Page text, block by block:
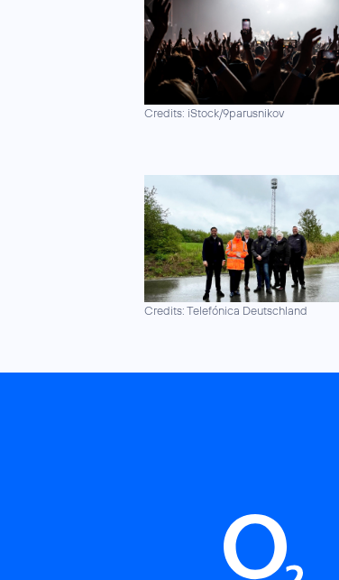
Credits: iStock/9parusnikov
Credits: Telefónica Deutschland